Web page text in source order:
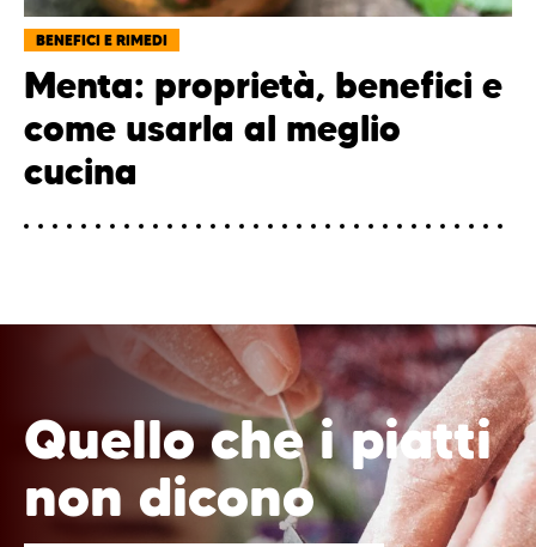
BENEFICI E RIMEDI
Menta: proprietà, benefici e
come usarla al meglio
cucina
Quello che i piatti
non dicono